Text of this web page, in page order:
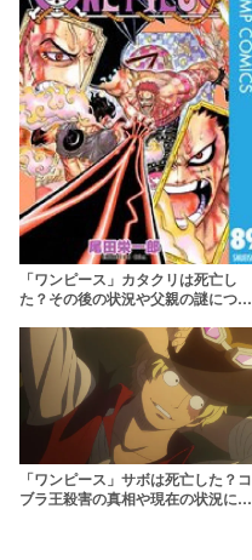
「ワンピース」カタクリは死亡し
た？その後の状況や父親の謎につい
「ワンピース」サボは死亡した？コ
ブラ王殺害の真相や現在の状況につ